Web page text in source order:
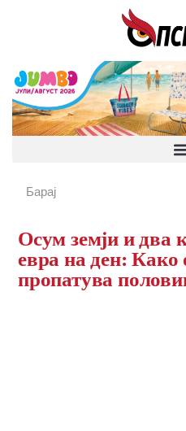
Осум земји и два
евра на ден: Како
пропатува